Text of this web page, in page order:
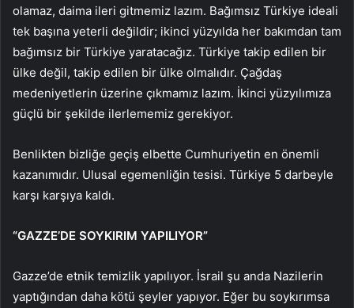
olamaz, daima ileri gitmemiz lazım. Bağımsız Türkiye ideali
tek başına yeterli değildir; ikinci yüzyılda her bakımdan tam
bağımsız bir Türkiye yaratacağız. Türkiye takip edilen bir
ülke değil, takip edilen bir ülke olmalıdır. Çağdaş
medeniyetlerin üzerine çıkmamız lazım. İkinci yüzyılımıza
güçlü bir şekilde ilerlememiz gerekiyor.
Benlikten bizliğe geçiş elbette Cumhuriyetin en önemli
kazanımıdır. Ulusal egemenliğin tesisi. Türkiye 5 darbeyle
karşı karşıya kaldı.
“GAZZE’DE SOYKIRIM YAPILIYOR”
Gazze’de etnik temizlik yapılıyor. İsrail şu anda Nazilerin
yaptığından daha kötü şeyler yapıyor. Eğer bu soykırımsa